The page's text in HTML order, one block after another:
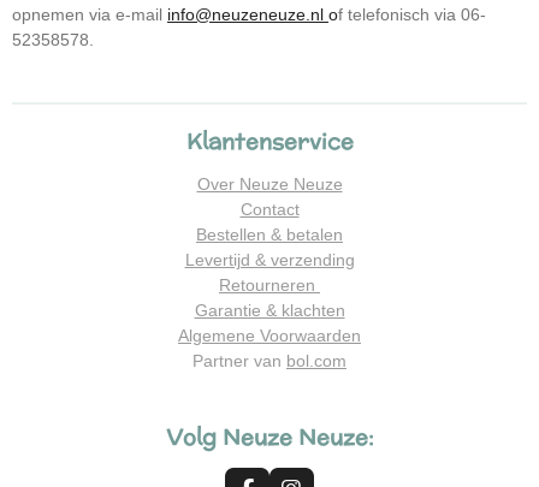
opnemen via e-mail info@neuzeneuze.nl of telefonisch via 06-
52358578.
Klantenservice
Over Neuze Neuze
Contact
Bestellen & betalen
Levertijd & verzending
Retourneren
Garantie & klachten
Algemene Voorwaarden
Partner van bol.com
Volg Neuze Neuze: